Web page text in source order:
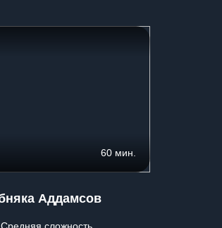
60 мин.
Аддамсов